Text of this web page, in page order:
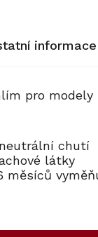
informace
pro modely
chutí
látky
měsíců